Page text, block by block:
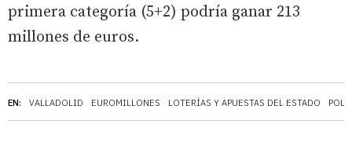
EN: VALLADOLID EUROMILLONES LOTERÍAS Y APUESTAS DEL ESTADO
primera categoría (5+2) podría ganar 213
millones de euros.